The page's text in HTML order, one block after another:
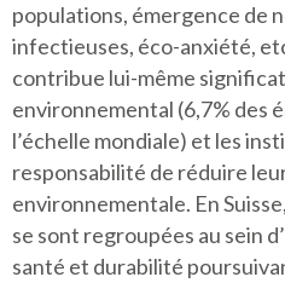
populations, émergence de
infectieuses, éco-anxiété,
contribue lui-même
environnemental (6,7% des
l’échelle mondiale) et les
responsabilité de réduire
environnementale. En
se sont regroupées au sein
santé et durabilité